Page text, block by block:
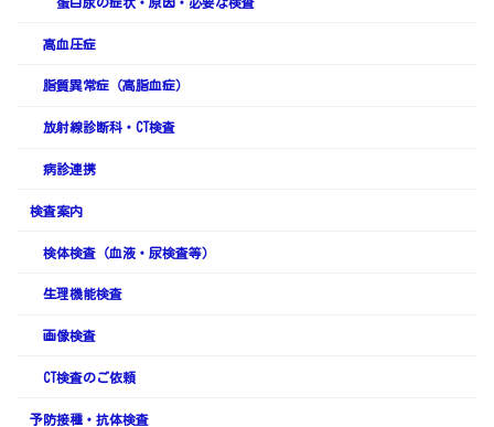
高血圧症
脂質異常症（高脂血症）
放射線診断科・CT検査
病診連携
検査案内
検体検査（血液・尿検査等）
生理機能検査
画像検査
CT検査のご依頼
予防接種・抗体検査